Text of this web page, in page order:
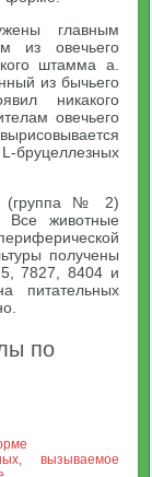
главным
из овечьего
штамма а.
из бычьего
никакого
овечьего
(группа № 2)
Все животные
получены
7827, 8404 и
питательных
по
вызываемое